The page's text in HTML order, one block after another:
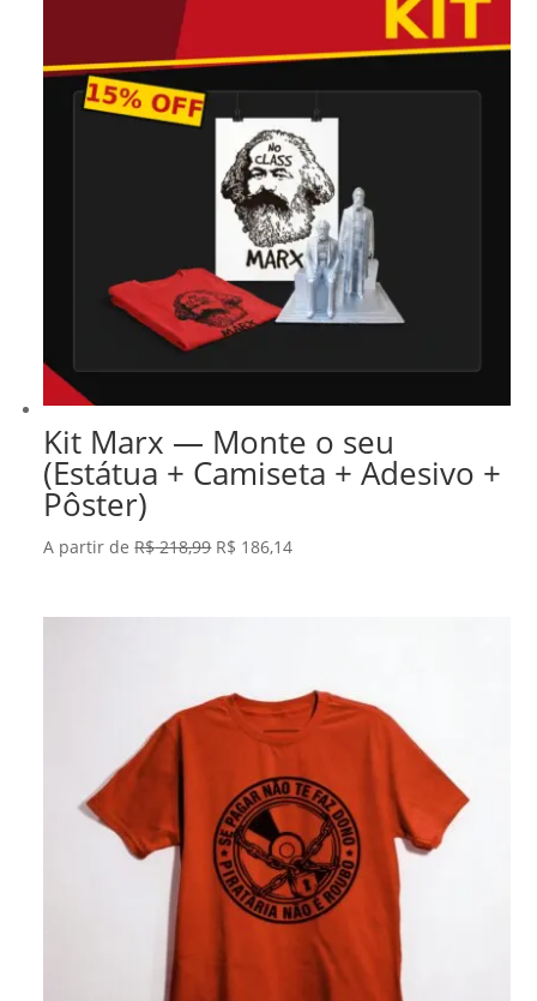
Kit Marx — Monte o seu
(Estátua + Camiseta + Adesivo +
Pôster)
A partir deR$218,99 O
R$ 186,14O